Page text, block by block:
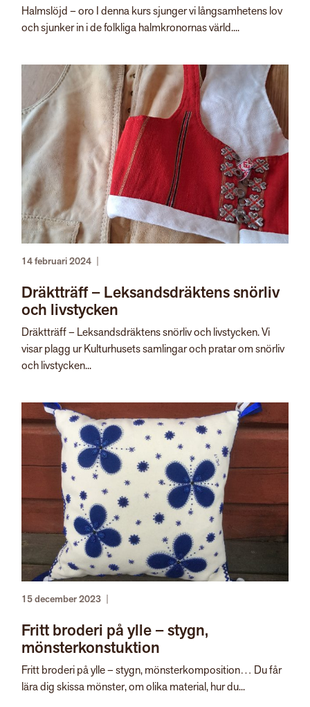
Halmslöjd – oro I denna kurs sjunger vi långsamhetens lov
och sjunker in i de folkliga halmkronornas värld....
14 februari 2024 |
Dräktträff – Leksandsdräktens snörliv
och livstycken
Dräktträff – Leksandsdräktens snörliv och livstycken. Vi
visar plagg ur Kulturhusets samlingar och pratar om snörliv
och livstycken...
15 december 2023 |
Fritt broderi på ylle – stygn,
mönsterkonstuktion
Fritt broderi på ylle – stygn, mönsterkomposition… Du får
lära dig skissa mönster, om olika material, hur du...